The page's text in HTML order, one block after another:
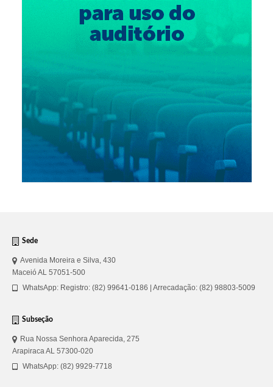
Sede
Avenida Moreira e Silva, 430
Maceió AL 57051-500
WhatsApp: Registro: (82) 99641-0186 | Arrecadação: (82) 98803-5009
Subseção
Rua Nossa Senhora Aparecida, 275
Arapiraca AL 57300-020
WhatsApp: (82) 9929-7718